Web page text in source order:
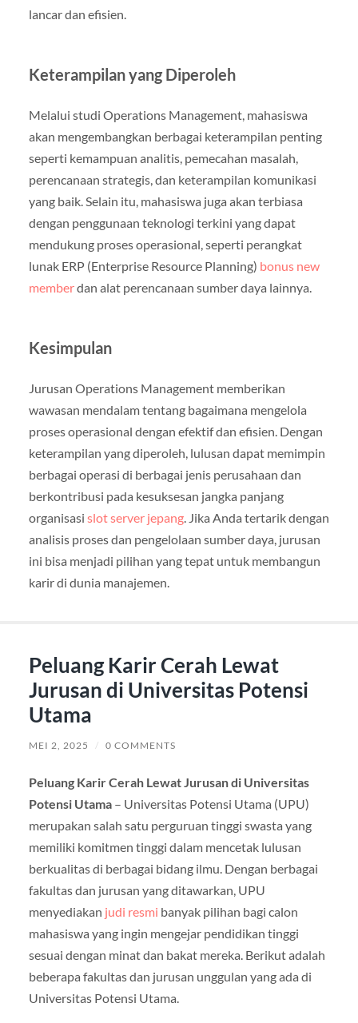
lancar dan efisien.
Keterampilan yang Diperoleh
Melalui studi Operations Management, mahasiswa
akan mengembangkan berbagai keterampilan penting
seperti kemampuan analitis, pemecahan masalah,
perencanaan strategis, dan keterampilan komunikasi
yang baik. Selain itu, mahasiswa juga akan terbiasa
dengan penggunaan teknologi terkini yang dapat
mendukung proses operasional, seperti perangkat
lunak ERP (Enterprise Resource Planning) bonus new
memberdan alat perencanaan sumber daya lainnya.
Kesimpulan
Jurusan Operations Management memberikan
wawasan mendalam tentang bagaimana mengelola
proses operasional dengan efektif dan efisien. Dengan
keterampilan yang diperoleh, lulusan dapat memimpin
berbagai operasi di berbagai jenis perusahaan dan
berkontribusi pada kesuksesan jangka panjang
organisasi slot server jepang. Jika Anda tertarik dengan
analisis proses dan pengelolaan sumber daya, jurusan
ini bisa menjadi pilihan yang tepat untuk membangun
karir di dunia manajemen.
Peluang Karir Cerah Lewat
Jurusan di Universitas Potensi
Utama
MEI 2, 2025 / 0 COMMENTS
Peluang Karir Cerah Lewat Jurusan di Universitas
Potensi Utama– Universitas Potensi Utama (UPU)
merupakan salah satu perguruan tinggi swasta yang
memiliki komitmen tinggi dalam mencetak lulusan
berkualitas di berbagai bidang ilmu. Dengan berbagai
fakultas dan jurusan yang ditawarkan, UPU
menyediakan judi resmi banyak pilihan bagi calon
mahasiswa yang ingin mengejar pendidikan tinggi
sesuai dengan minat dan bakat mereka. Berikut adalah
beberapa fakultas dan jurusan unggulan yang ada di
Universitas Potensi Utama.